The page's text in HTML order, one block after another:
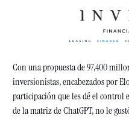
Con una propuesta de 97,400
inversionistas, encabezados por
participación que les dé el control
de la matriz de ChatGPT, no le